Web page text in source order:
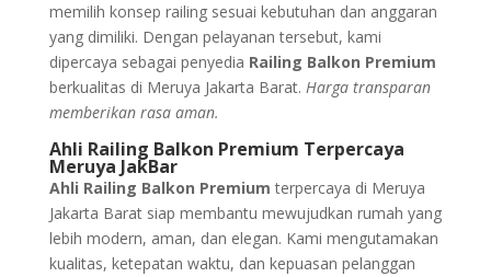
memilih konsep railing sesuai kebutuhan dan anggaran
yang dimiliki. Dengan pelayanan tersebut, kami
dipercaya sebagai penyedia Railing Balkon Premium
berkualitas di Meruya Jakarta Barat. Harga transparan
memberikan rasa aman.
Ahli Railing Balkon Premium Terpercaya
Meruya JakBar
Ahli Railing Balkon Premium terpercaya di Meruya
Jakarta Barat siap membantu mewujudkan rumah yang
lebih modern, aman, dan elegan. Kami mengutamakan
kualitas, ketepatan waktu, dan kepuasan pelanggan